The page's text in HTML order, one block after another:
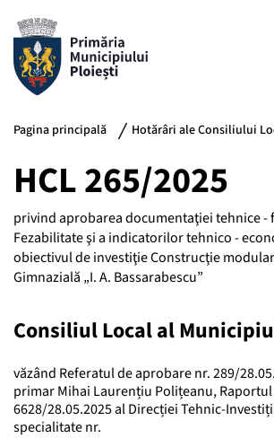
Pagina principală Hotărâri ale Consiliului
HCL 265/2025
privind aprobarea documentaţiei tehnice -
Fezabilitate şi a indicatorilor tehnico -
obiectivul de investiţie Construcţie
Gimnazială „I. A. Bassarabescu”
Consiliul Local al
văzând Referatul de aprobare nr. 289/
primar Mihai Laurențiu Polițeanu,
6628/28.05.2025 al Direcției Tehnic-
specialitate nr.